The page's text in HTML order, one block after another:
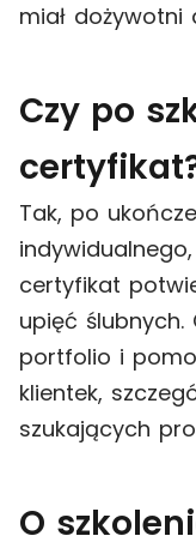
miał dożywotni
Czy po
Tak, po
certyfikat
upięć
portfolio i
klientek,
szukających
O